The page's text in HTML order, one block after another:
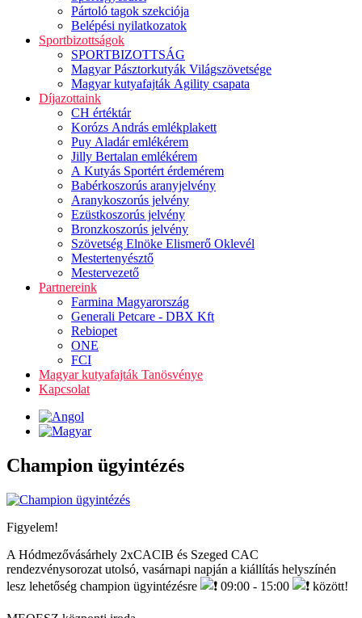
Pártoló tagok szekciója
Belépési nyilatkozatok
Sportbizottságok
SPORTBIZOTTSÁG
Magyar Pásztorkutyák Világszövetsége
Magyar kutyafajták Agility csapata
Díjazottaink
CH értéktár
Korózs András emlékplakett
Puy Aladár emlékérem
Jilly Bertalan emlékérem
A Kutyás Sportért érdemérem
Babérkoszorús aranyjelvény
Aranykoszorús jelvény
Ezüstkoszorús jelvény
Bronzkoszorús jelvény
Szövetség Elnöke Elismerő Oklevél
Mestertenyésztő
Mestervezető
Partnereink
Farmina Magyarország
Generali Petcare - DBX Kft
Rebiopet
ONE
FCI
Magyar kutyafajták Tanösvénye
Kapcsolat
Champion ügyintézés
Figyelem!
A Hódmezővásárhely 2xCACIB és Szeged CAC
rendezvénysorozat utolsó, vasárnapi napján a kiállítás helyszínén
lesz lehetőség champion ügyintézésre
09:00 - 15:00 között!